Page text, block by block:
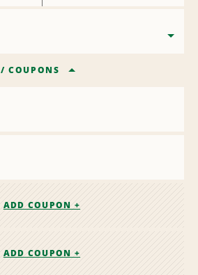
/COUPONS
ADD COUPON +
ADD COUPON +